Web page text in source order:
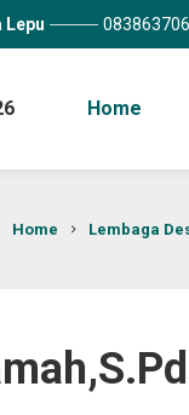
Lepu
Home
Home Lembaga